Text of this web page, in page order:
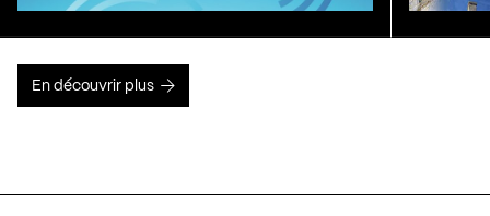
En découvrir plus